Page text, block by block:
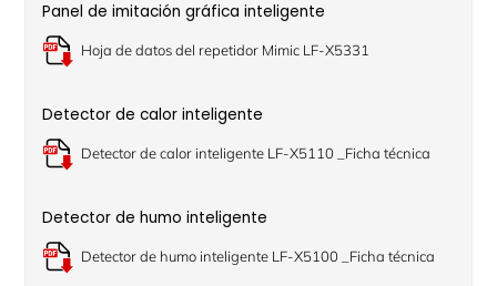
Panel de imitación gráfica inteligente
Hoja de datos del repetidor Mimic LF-X5331
Detector de calor inteligente
Detector de calor inteligente LF-X5110 _Ficha técnica
Detector de humo inteligente
Detector de humo inteligente LF-X5100 _Ficha técnica